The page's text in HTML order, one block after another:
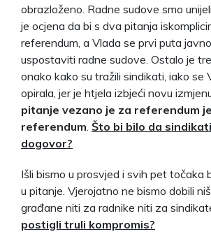
obrazloženo. Radne sudove smo
je ocjena da bi s dva pitanja
referendum, a Vlada se prvi puta
uspostaviti radne sudove. Ostalo je
onako kako su tražili sindikati, iako se
opirala, jer je htjela izbjeći novu
pitanje vezano je za referendum
referendum Što bi bilo da
dogovor?
Išli bismo u prosvjed i svih pet točaka
u pitanje. Vjerojatno ne bismo dobili
građane niti za radnike niti za
postigli truli kompromis?